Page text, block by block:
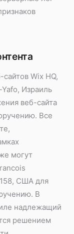
Wix HQ,
Израиль
веб-сайта
Все
могут
США для
В
надлежащий
решением